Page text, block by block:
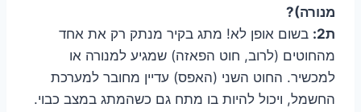
מנורה)?
ת2:
בשום אופן לא! מתג בקיר מנתק רק את אחד
מהחוטים (לרוב, חוט הפאזה) שמגיע למנורה או
למכשיר. החוט השני (האפס) עדיין מחובר למערכת
החשמל, ויכול להיות בו מתח גם כשהמתג במצב כבוי.